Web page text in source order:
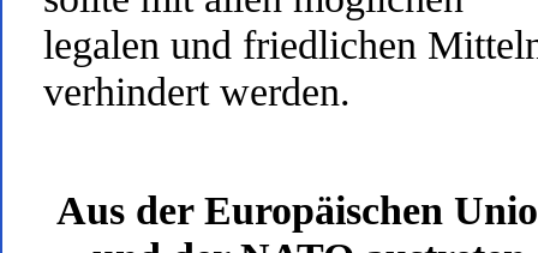
legalen und friedlichen
verhindert werden.
Aus der Europäischen